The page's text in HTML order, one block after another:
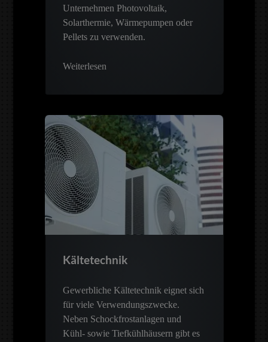
Unternehmen Photovoltaik,
Solarthermie, Wärmepumpen oder
Pellets zu verwenden.
Weiterlesen
Kältetechnik
Gewerbliche Kältetechnik eignet sich
für viele Verwendungszwecke.
Neben Schockfrostanlagen und
Kühl- sowie Tiefkühlhäusern gibt es